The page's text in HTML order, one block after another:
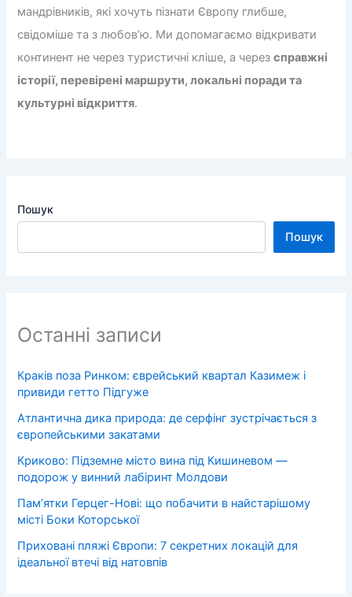
мандрівників, які хочуть пізнати Європу глибше,
свідоміше та з любов’ю. Ми допомагаємо відкривати
континент не через туристичні кліше, а черезсправжні
історії, перевірені маршрути, локальні поради та
культурні відкриття.
Пошук
Пошук
Останні записи
Краків поза Ринком: єврейський квартал Казимеж і
привиди гетто Підгуже
Атлантична дика природа: де серфінг зустрічається з
європейськими закатами
Криково: Підземне місто вина під Кишиневом —
подорож у винний лабіринт Молдови
Пам’ятки Герцег-Нові: що побачити в найстарішому
місті Боки Которської
Приховані пляжі Європи: 7 секретних локацій для
ідеальної втечі від натовпів